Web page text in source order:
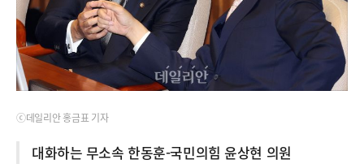
ⓒ데일리안 홍금표 기자
대화하는 무소속 한동훈-국민의힘 윤상현 의원